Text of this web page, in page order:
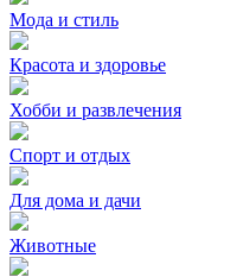
Мода и стиль
Красота и здоровье
Хобби и развлечения
Спорт и отдых
Для дома и дачи
Животные